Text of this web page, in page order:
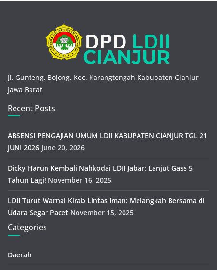
Jl. Gunteng, Bojong, Kec. Karangtengah Kabupaten Cianjur
Jawa Barat
Recent Posts
ABSENSI PENGAJIAN UMUM LDII KABUPATEN CIANJUR TGL 21
JUNI 2026 June 20, 2026
Dicky Harun Kembali Nahkodai LDII Jabar: Lanjut Gass 5
Tahun Lagi! November 16, 2025
LDII Turut Warnai Kirab Lintas Iman: Melangkah Bersama di
Udara Segar Pacet November 15, 2025
Categories
Daerah